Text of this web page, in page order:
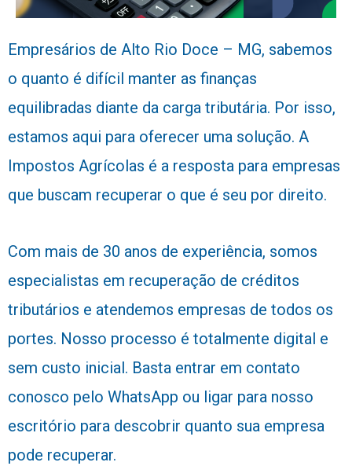
Empresários de Alto Rio Doce – MG, sabemos
o quanto é difícil manter as finanças
equilibradas diante da carga tributária. Por isso,
estamos aqui para oferecer uma solução. A
Impostos Agrícolas é a resposta para empresas
que buscam recuperar o que é seu por direito.
Com mais de 30 anos de experiência, somos
especialistas em recuperação de créditos
tributários e atendemos empresas de todos os
portes. Nosso processo é totalmente digital e
sem custo inicial. Basta entrar em contato
conosco pelo WhatsApp ou ligar para nosso
escritório para descobrir quanto sua empresa
pode recuperar.